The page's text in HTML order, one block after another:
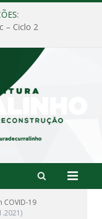
– Ciclo 2
COVID-19